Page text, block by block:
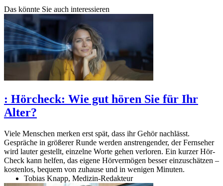
Das könnte Sie auch interessieren
: Hörcheck: Wie gut hören Sie für Ihr
Alter?
Viele Menschen merken erst spät, dass ihr Gehör nachlässt.
Gespräche in größerer Runde werden anstrengender, der Fernseher
wird lauter gestellt, einzelne Worte gehen verloren. Ein kurzer Hör-
Check kann helfen, das eigene Hörvermögen besser einzuschätzen –
kostenlos, bequem von zuhause und in wenigen Minuten.
Tobias Knapp, Medizin-Redakteur